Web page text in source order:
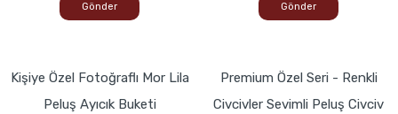
Gönder Gönder
Kişiye Özel Fotoğraflı Mor Lila
Peluş Ayıcık Buketi
Premium Özel Seri - Renkli
Civcivler Sevimli Peluş Civciv